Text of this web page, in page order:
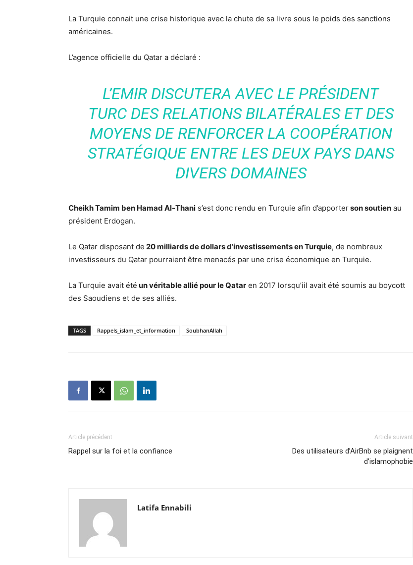
La Turquie connait une crise historique avec la chute de sa livre sous le poids des sanctions
américaines.
L’agence officielle du Qatar a déclaré :
L’EMIR DISCUTERA AVEC LE PRÉSIDENT
TURC DES RELATIONS BILATÉRALES ET DES
MOYENS DE RENFORCER LA COOPÉRATION
STRATÉGIQUE ENTRE LES DEUX PAYS DANS
DIVERS DOMAINES
Cheikh Tamim ben Hamad Al-Thani s’est donc rendu en Turquie afin d’apporterson soutien au
président Erdogan.
Le Qatar disposant de 20 milliards de dollars d’investissements en Turquie, de nombreux
investisseurs du Qatar pourraient être menacés par une crise économique en Turquie.
La Turquie avait été un véritable allié pour le Qatar en 2017 lorsqu’iil avait été soumis au boycott
des Saoudiens et de ses alliés.
TAGS Rappels_islam_et_information SoubhanAllah
Article précédent
Rappel sur la foi et la confiance
Article suivant
Des utilisateurs d’AirBnb se plaignent
d’islamophobie
Latifa Ennabili